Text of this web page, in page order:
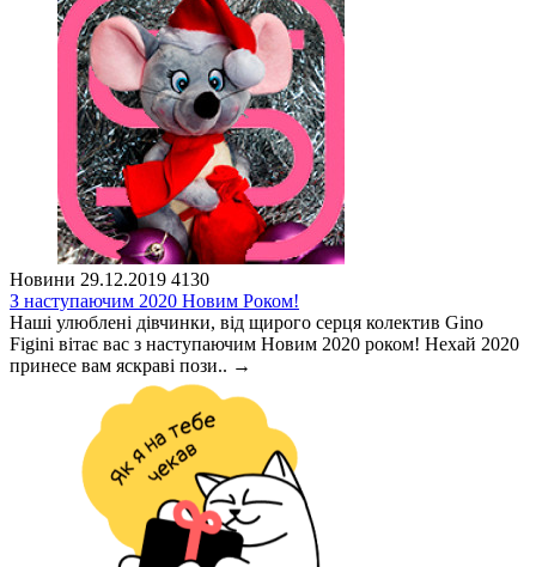
Новини 29.12.2019 4130
З наступаючим 2020 Новим Роком!
Наші улюблені дівчинки, від щирого серця колектив Gino
Figini вітає вас з наступаючим Новим 2020 роком! Нехай 2020
принесе вам яскраві пози.. →